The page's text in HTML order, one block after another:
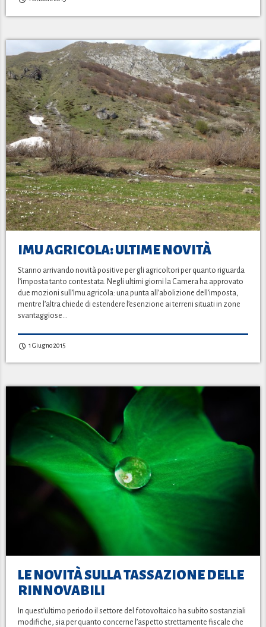
IMU AGRICOLA: ULTIME NOVITÀ
Stanno arrivando novità positive per gli agricoltori per quanto riguarda
l’imposta tanto contestata. Negli ultimi giorni la Camera ha approvato
due mozioni sull’Imu agricola: una punta all’abolizione dell’imposta,
mentre l’altra chiede di estendere l’esenzione ai terreni situati in zone
svantaggiose…
1 Giugno 2015
LE NOVITÀ SULLA TASSAZIONE DELLE
RINNOVABILI
In quest’ultimo periodo il settore del fotovoltaico ha subito sostanziali
modifiche, sia per quanto concerne l’aspetto strettamente fiscale che